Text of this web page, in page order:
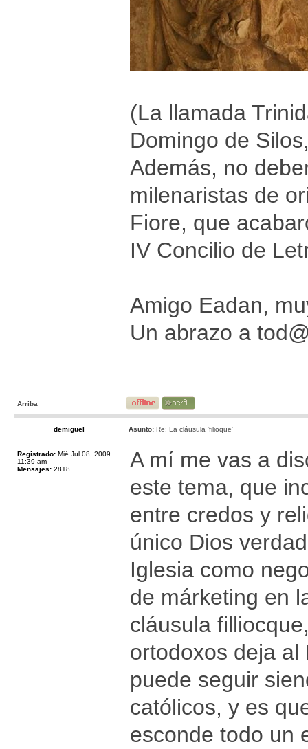
(La llamada
Domingo de
Además, no
milenaristas de
Fiore, que
IV Concilio de
Amigo Eadan,
Un abrazo a
Arriba
demiguel Asunto: Re: La cláusula 'filioque'
Registrado: Mié Jul 08, 2009
11:39 am
Mensajes: 2818
A mí me vas a
este tema, que
entre credos y
único Dios
Iglesia como
de márketing en
cláusula
ortodoxos deja al
puede seguir
católicos, y es
esconde todo un